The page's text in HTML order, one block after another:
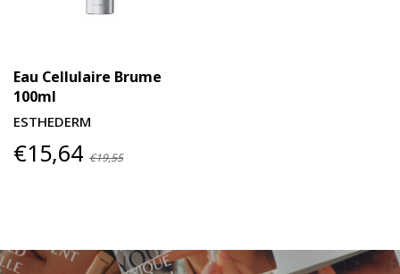
Eau Cellulaire Brume
100ml
ESTHEDERM
€15,64 €19,55